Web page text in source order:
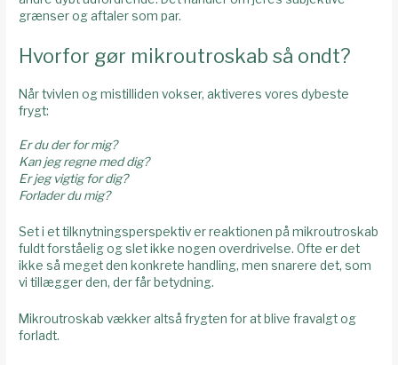
grænser og aftaler som par.
Hvorfor gør mikroutroskab så ondt?
Når tvivlen og mistilliden vokser, aktiveres vores dybeste
frygt:
Er du der for mig?
Kan jeg regne med dig?
Er jeg vigtig for dig?
Forlader du mig?
Set i et tilknytningsperspektiv er reaktionen på mikroutroskab
fuldt forståelig og slet ikke nogen overdrivelse. Ofte er det
ikke så meget den konkrete handling, men snarere det, som
vi tillægger den, der får betydning.
Mikroutroskab vækker altså frygten for at blive fravalgt og
forladt.